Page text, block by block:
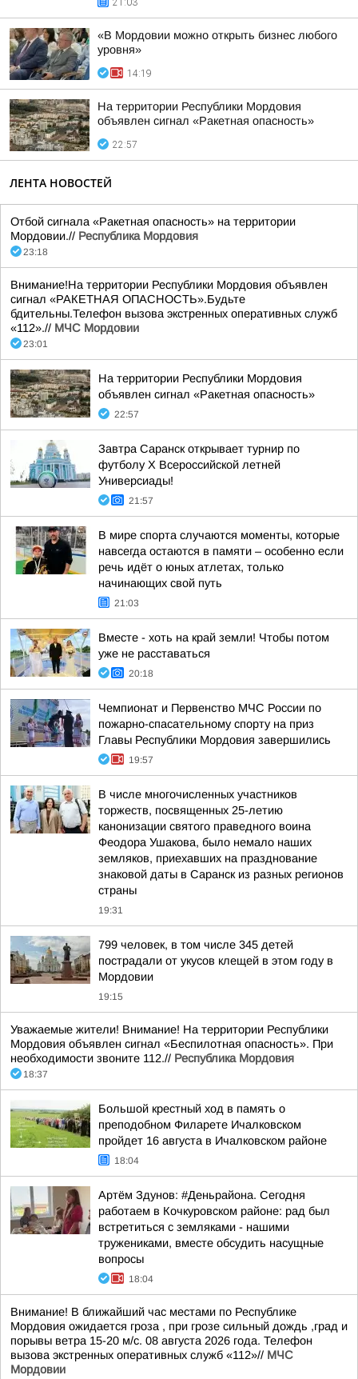
21:03
«В Мордовии можно открыть бизнес любого
уровня»
14:19
На территории Республики Мордовия
объявлен сигнал «Ракетная опасность»
22:57
ЛЕНТА НОВОСТЕЙ
Отбой сигнала «Ракетная опасность» на территории
Мордовии.// Республика Мордовия
23:18
Внимание!На территории Республики Мордовия объявлен
сигнал «РАКЕТНАЯ ОПАСНОСТЬ».Будьте
бдительны.Телефон вызова экстренных оперативных служб
«112».// МЧС Мордовии
23:01
На территории Республики Мордовия
объявлен сигнал «Ракетная опасность»
22:57
Завтра Саранск открывает турнир по
футболу X Всероссийской летней
Универсиады!
21:57
В мире спорта случаются моменты, которые
навсегда остаются в памяти – особенно если
речь идёт о юных атлетах, только
начинающих свой путь
21:03
Вместе - хоть на край земли! Чтобы потом
уже не расставаться
20:18
Чемпионат и Первенство МЧС России по
пожарно-спасательному спорту на приз
Главы Республики Мордовия завершились
19:57
В числе многочисленных участников
торжеств, посвященных 25-летию
канонизации святого праведного воина
Феодора Ушакова, было немало наших
земляков, приехавших на празднование
знаковой даты в Саранск из разных регионов
страны
19:31
799 человек, в том числе 345 детей
пострадали от укусов клещей в этом году в
Мордовии
19:15
Уважаемые жители! Внимание! На территории Республики
Мордовия объявлен сигнал «Беспилотная опасность». При
необходимости звоните 112.// Республика Мордовия
18:37
Большой крестный ход в память о
преподобном Филарете Ичалковском
пройдет 16 августа в Ичалковском районе
18:04
Артём Здунов: #Деньрайона. Сегодня
работаем в Кочкуровском районе: рад был
встретиться с земляками - нашими
тружениками, вместе обсудить насущные
вопросы
18:04
Внимание! В ближайший час местами по Республике
Мордовия ожидается гроза , при грозе сильный дождь ,град и
порывы ветра 15-20 м/с. 08 августа 2026 года. Телефон
вызова экстренных оперативных служб «112»// МЧС
Мордовии